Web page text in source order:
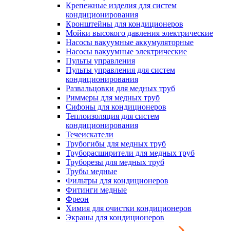
Крепежные изделия для систем
кондиционирования
Кронштейны для кондиционеров
Мойки высокого давления электрические
Насосы вакуумные аккумуляторные
Насосы вакуумные электрические
Пульты управления
Пульты управления для систем
кондиционирования
Развальцовки для медных труб
Риммеры для медных труб
Сифоны для кондиционеров
Теплоизоляция для систем
кондиционирования
Течеискатели
Трубогибы для медных труб
Труборасширители для медных труб
Труборезы для медных труб
Трубы медные
Фильтры для кондиционеров
Фитинги медные
Фреон
Химия для очистки кондиционеров
Экраны для кондиционеров